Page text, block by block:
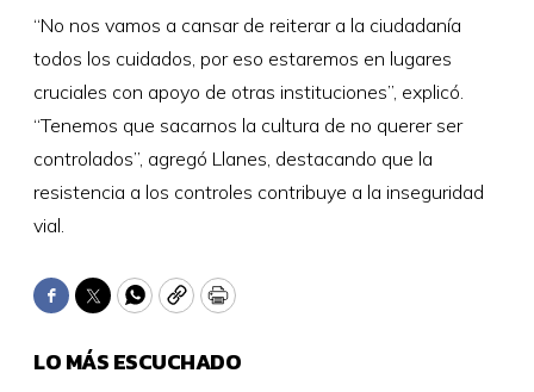
“No nos vamos a cansar de reiterar a la ciudadanía
todos los cuidados, por eso estaremos en lugares
cruciales con apoyo de otras instituciones”, explicó.
“Tenemos que sacarnos la cultura de no querer ser
controlados”, agregó Llanes, destacando que la
resistencia a los controles contribuye a la inseguridad
vial.
Facebook
TwitterWhatsApp
CopyPrint
LO MÁS ESCUCHADO